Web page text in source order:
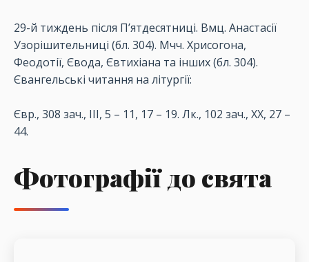
29-й тиждень після П’ятдесятниці. Вмц. Анастасії
Узорішительниці (бл. 304). Мчч. Хрисогона,
Феодотії, Євода, Євтихіана та інших (бл. 304).
Євангельські читання на літургії:
Євр., 308 зач., III, 5 – 11, 17 – 19. Лк., 102 зач., XX, 27 –
44.
Фотографії до свята